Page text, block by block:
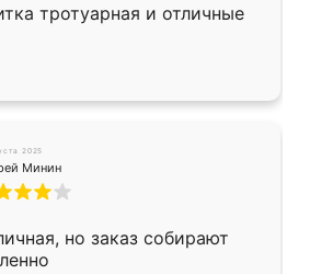
тротуарная и отличные
2025
Минин
но заказ собирают